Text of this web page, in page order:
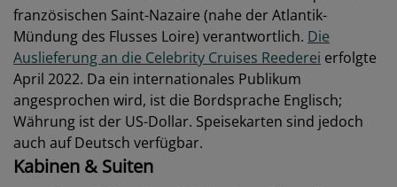
französischen Saint-Nazaire (nahe der Atlantik-
Mündung des Flusses Loire) verantwortlich. Die
Auslieferung an die Celebrity Cruises Reederei erfolgte
April 2022. Da ein internationales Publikum
angesprochen wird, ist die Bordsprache Englisch;
Währung ist der US-Dollar. Speisekarten sind jedoch
auch auf Deutsch verfügbar.
Kabinen & Suiten